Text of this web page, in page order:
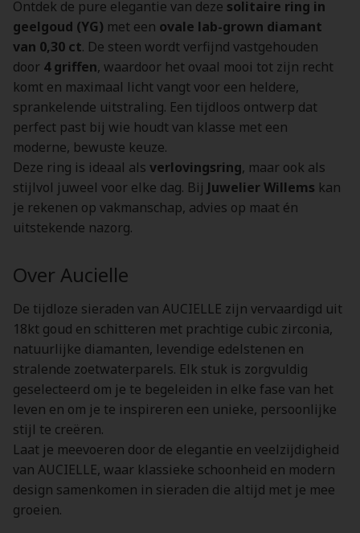
Ontdek de pure elegantie van deze solitaire ring in
geelgoud (YG) met een ovale lab-grown diamant
van 0,30 ct. De steen wordt verfijnd vastgehouden
door 4 griffen, waardoor het ovaal mooi tot zijn recht
komt en maximaal licht vangt voor een heldere,
sprankelende uitstraling. Een tijdloos ontwerp dat
perfect past bij wie houdt van klasse met een
moderne, bewuste keuze.
Deze ring is ideaal als verlovingsring, maar ook als
stijlvol juweel voor elke dag. Bij Juwelier Willems kan
je rekenen op vakmanschap, advies op maat én
uitstekende nazorg.
Over Aucielle
De tijdloze sieraden van AUCIELLE zijn vervaardigd uit
18kt goud en schitteren met prachtige cubic zirconia,
natuurlijke diamanten, levendige edelstenen en
stralende zoetwaterparels. Elk stuk is zorgvuldig
geselecteerd om je te begeleiden in elke fase van het
leven en om je te inspireren een unieke, persoonlijke
stijl te creëren.
Laat je meevoeren door de elegantie en veelzijdigheid
van AUCIELLE, waar klassieke schoonheid en modern
design samenkomen in sieraden die altijd met je mee
groeien.